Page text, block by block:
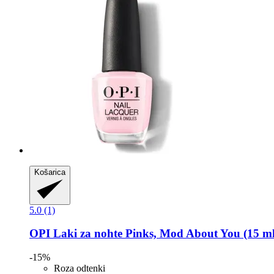
Košarica
5.0 (1)
OPI Laki za nohte Pinks, Mod About You (15
-15%
Roza odtenki